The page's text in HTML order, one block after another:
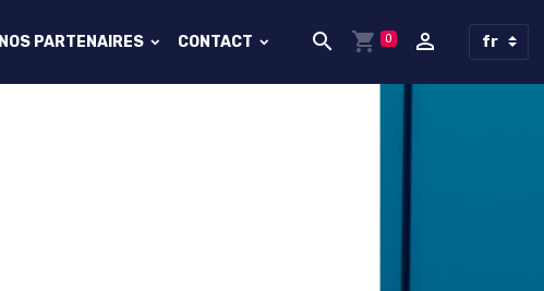
NOS PARTENAIRES CONTACT 0